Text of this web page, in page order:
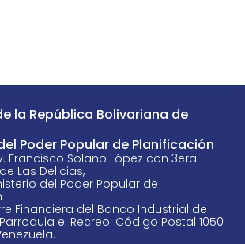
la República Bolivariana de
Poder Popular de Planificación
Francisco Solano López con 3era
Las Delicias,
del Poder Popular de
Financiera del Banco Industrial de
el Recreo. Código Postal 1050